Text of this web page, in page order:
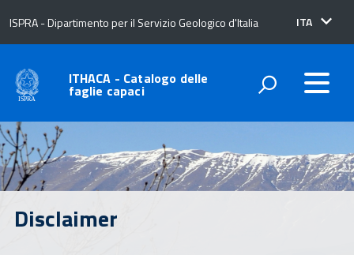
ISPRA - Dipartimento per il Servizio Geologico d'Italia lingua
ITA
ITHACA - Catalogo delle
faglie capaci
Disclaimer